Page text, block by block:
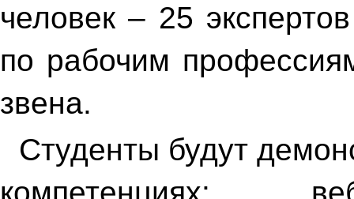
человек – 25
по рабочим
звена.
Студенты будут